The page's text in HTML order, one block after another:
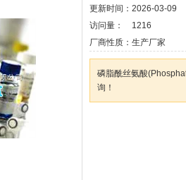
更新时间： 2026-03-09
访问量：
1216
厂商性质： 生产厂家
磷脂酰丝氨酸
询！